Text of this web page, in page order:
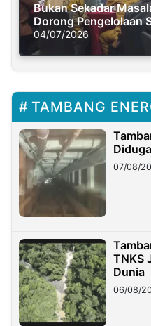
Bukan Sekadar
Dorong Pengelolaan
Solusi Krisis Iklim
04/07/2026
TAMBANG
07/08/
TNKS
Dunia
06/08/